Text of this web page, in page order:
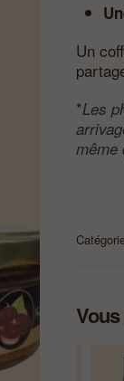
Un
*Les
même